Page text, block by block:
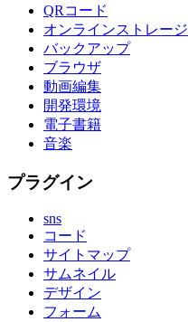
QRコード
オンラインストレージ
バックアップ
ブラウザ
動画編集
開発環境
電子書籍
音楽
プラグイン
sns
コード
サイトマップ
サムネイル
デザイン
フォーム